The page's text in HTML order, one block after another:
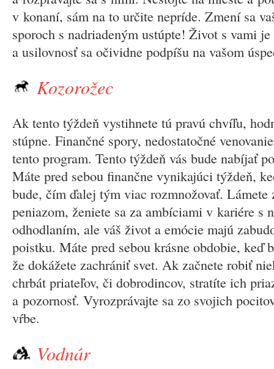
v konaní, sám na to určite nepríde. Zmení sa
sporoch s nadriadeným ustúpte! Život s vami
a usilovnosť sa očividne podpíšu na vašom
Kozorožec
Ak tento týždeň vystihnete tú pravú chvíľu,
stúpne. Finančné spory, nedostatočné
tento program. Tento týždeň vás bude nabíjať
Máte pred sebou finančne vynikajúci týždeň,
bude, čím ďalej tým viac rozmnožovať.
peniazom, ženiete sa za ambíciami v kariére s
odhodlaním, ale váš život a emócie majú
poistku. Máte pred sebou krásne obdobie, keď
že dokážete zachrániť svet. Ak začnete robiť
chrbát priateľov, či dobrodincov, stratíte ich
a pozornosť. Vyrozprávajte sa zo svojich
vŕbe.
Vodnár